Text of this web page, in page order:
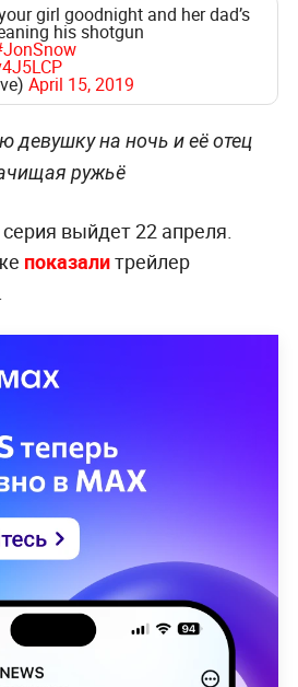
girl goodnight and her dad’s
his shotgun
April 15, 2019
девушку на ночь и её отец
ружьё
выйдет 22 апреля.
показалитрейлер